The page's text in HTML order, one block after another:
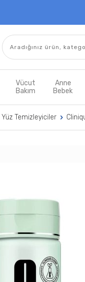
Vücut
Bakım
Anne
Bebek
Yüz Temizleyiciler